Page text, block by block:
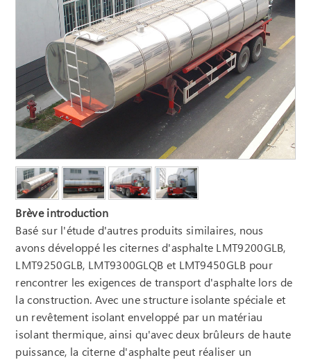
Brève introduction
Basé sur l'étude d'autres produits similaires, nous
avons développé les citernes d'asphalte LMT9200GLB,
LMT9250GLB, LMT9300GLQB et LMT9450GLB pour
rencontrer les exigences de transport d'asphalte lors de
la construction. Avec une structure isolante spéciale et
un revêtement isolant enveloppé par un matériau
isolant thermique, ainsi qu'avec deux brûleurs de haute
puissance, la citerne d'asphalte peut réaliser un